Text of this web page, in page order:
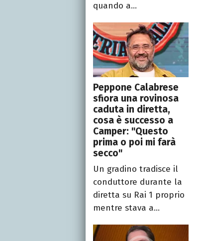
quando a...
Peppone Calabrese
sfiora una rovinosa
caduta in diretta,
cosa è successo a
Camper: "Questo
prima o poi mi farà
secco"
Un gradino tradisce il
conduttore durante la
diretta su Rai 1 proprio
mentre stava a...